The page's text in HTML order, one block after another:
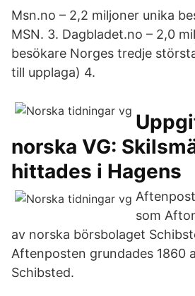
Msn.no – 2,2 miljoner unika
MSN. 3. Dagbladet.no – 2,0
besökare Norges tredje
till upplaga) 4.
norska VG:
hittades i Hagens
som
av norska börsbolaget
Aftenposten grundades 1860
Schibsted.